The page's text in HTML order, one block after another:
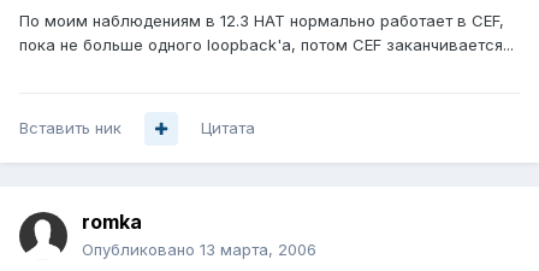
По моим наблюдениям в 12.3 НАТ нормально работает в CEF,
пока не больше одного loopback'а, потом CEF заканчивается...
Вставить ник Цитата
romka
Опубликовано 13 марта, 2006